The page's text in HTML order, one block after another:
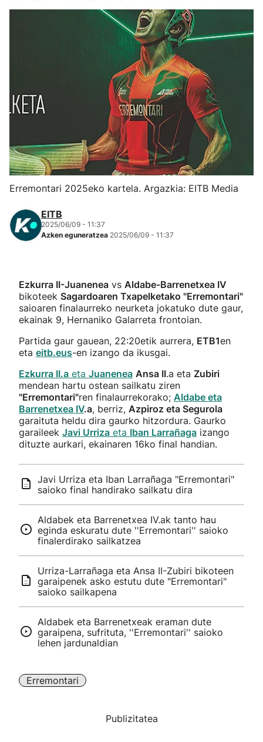
Atletismoa
Mendi-lasterketak
Kirol gehiago
"Helmuga"
Erremontari 2025eko kartela. Argazkia: EITB Media
EITB
2025/06/09 - 11:37
Azken eguneratzea 2025/06/09 - 11:37
Ezkurra II-Juanenea vs Aldabe-Barrenetxea IV
bikoteek Sagardoaren Txapelketako "Erremontari"
saioaren finalaurreko neurketa jokatuko dute gaur,
ekainak 9, Hernaniko Galarreta frontoian.
Partida gaur gauean, 22:20etik aurrera, ETB1en
eta eitb.eus-en izango da ikusgai.
Ezkurra II.a eta Juanenea Ansa II.a eta Zubiri
mendean hartu ostean sailkatu ziren
"Erremontari"ren finalaurrekorako; Aldabe eta
Barrenetxea IV.a, berriz, Azpiroz eta Segurola
garaituta heldu dira gaurko hitzordura. Gaurko
garaileek Javi Urriza eta Iban Larrañaga izango
dituzte aurkari, ekainaren 16ko final handian.
Javi Urriza eta Iban Larrañaga "Erremontari"
saioko final handirako sailkatu dira
Aldabek eta Barrenetxea IV.ak tanto hau
eginda eskuratu dute ''Erremontari'' saioko
finalerdirako sailkatzea
Urriza-Larrañaga eta Ansa II-Zubiri bikoteen
garaipenek asko estutu dute "Erremontari"
saioko sailkapena
Aldabek eta Barrenetxeak eraman dute
garaipena, sufrituta, ''Erremontari'' saioko
lehen jardunaldian
Erremontari
Publizitatea